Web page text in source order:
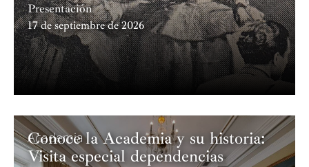
Presentación
17 de septiembre de 2026
Academia
Conoce la Academia y su historia:
Visita especial dependencias